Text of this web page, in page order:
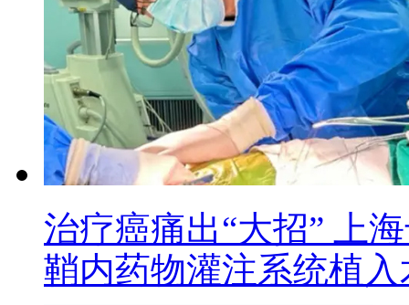
治疗癌痛出“大招” 上
鞘内药物灌注系统植入